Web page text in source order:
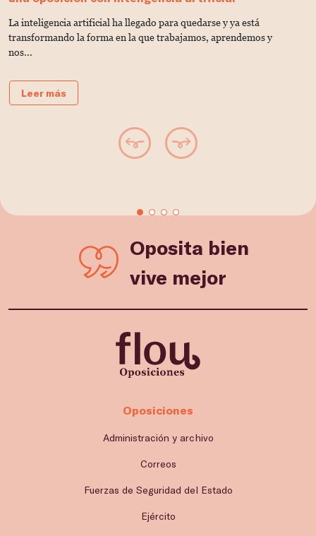
La inteligencia artificial ha llegado para quedarse y ya está
transformando la forma en la que trabajamos, aprendemos y
nos...
Leer más
Oposita bien
vive mejor
Oposiciones
Administración y archivo
Correos
Fuerzas de Seguridad del Estado
Ejército